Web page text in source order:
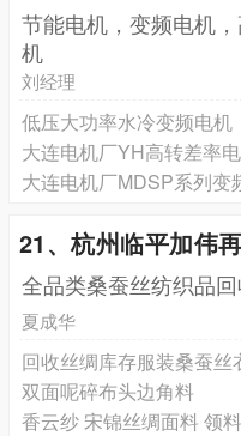
节能电机，变频电机
机
刘经理
低压大功率水冷变频电机
大连电机厂YH高转差率
大连电机厂MDSP系列变
21、杭州临平加伟
全品类桑蚕丝纺织品
夏成华
回收丝绸库存服装桑蚕丝
双面呢碎布头边角料
香云纱 宋锦丝绸面料 领